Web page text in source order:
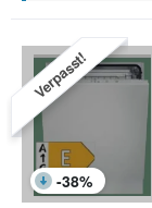
Verpasst!
-38%